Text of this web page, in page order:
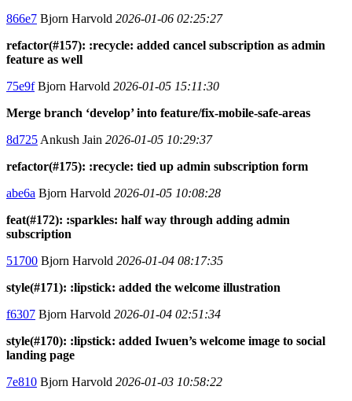
866e7 Bjorn Harvold 2026-01-06 02:25:27
refactor(#157): :recycle: added cancel subscription as admin
feature as well
75e9fBjorn Harvold 2026-01-05 15:11:30
Merge branch ‘develop’ into feature/fix-mobile-safe-areas
8d725 Ankush Jain 2026-01-05 10:29:37
refactor(#175): :recycle: tied up admin subscription form
abe6a Bjorn Harvold 2026-01-05 10:08:28
feat(#172): :sparkles: half way through adding admin
subscription
51700 Bjorn Harvold 2026-01-04 08:17:35
style(#171): :lipstick: added the welcome illustration
f6307 Bjorn Harvold 2026-01-04 02:51:34
style(#170): :lipstick: added Iwuen’s welcome image to social
landing page
7e810 Bjorn Harvold 2026-01-03 10:58:22